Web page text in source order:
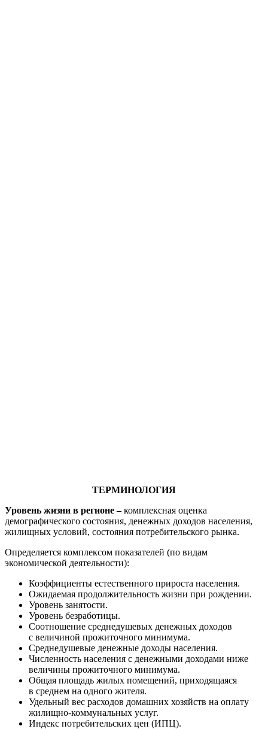
ТЕРМИНОЛОГИЯ
Уровень жизни в регионе –комплексная оценка
демографического состояния, денежных доходов населения,
жилищных условий, состояния потребительского рынка.
Определяется комплексом показателей (по видам
экономической деятельности):
Коэффициенты естественного прироста населения.
Ожидаемая продолжительность жизни при рождении.
Уровень занятости.
Уровень безработицы.
Соотношение среднедушевых денежных доходов
с величиной прожиточного минимума.
Среднедушевые денежные доходы населения.
Численность населения с денежными доходами ниже
величины прожиточного минимума.
Общая площадь жилых помещений, приходящаяся
в среднем на одного жителя.
Удельный вес расходов домашних хозяйств на оплату
жилищно-коммунальных услуг.
Индекс потребительских цен (ИПЦ).